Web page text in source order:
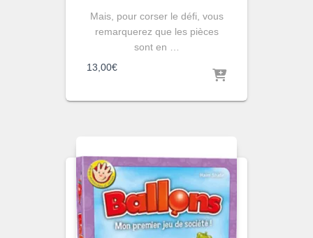
Mais, pour corser le défi, vous
remarquerez que les pièces
sont en …
13,00€